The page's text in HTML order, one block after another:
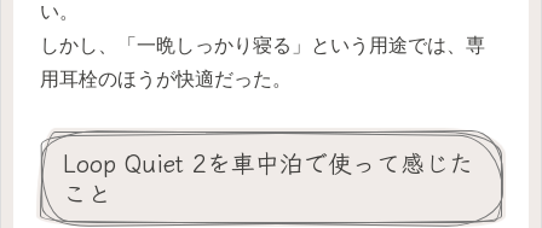
い。
しかし、「一晩しっかり寝る」という用途では、専
用耳栓のほうが快適だった。
Loop Quiet 2を車中泊で使って感じた
こと